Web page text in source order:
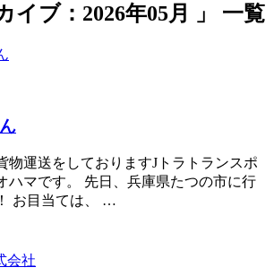
イブ：2026年05月 」 一覧
物運送をしておりますJトラトランスポ
ハマです。 先日、兵庫県たつの市に行
お目当ては、 …
会社